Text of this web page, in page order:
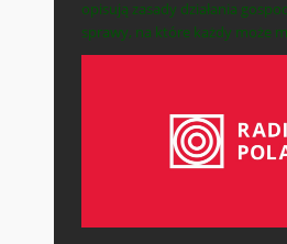
opisują zasady działania
sprawy, na które każdy może